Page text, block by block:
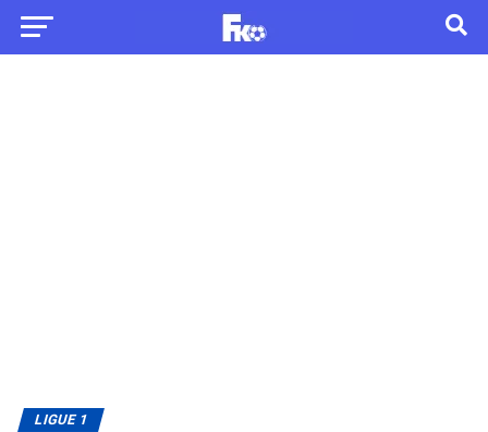
LIGUE 1